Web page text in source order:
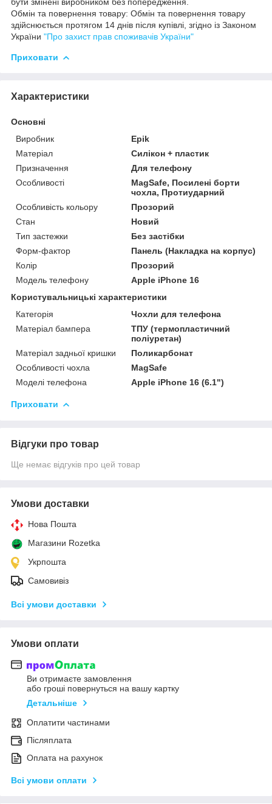
Обмін та повернення товару: Обмін та повернення товару
здійснюється протягом 14 днів після купівлі, згідно із Законом
України "Про захист прав споживачів України"
Приховати
Характеристики
Основні
Виробник
Epik
Матеріал
Силікон + пластик
Призначення
Для телефону
Особливості
MagSafe, Посилені борти
чохла, Протиударний
Особливість кольору
Прозорий
Стан
Новий
Тип застежки
Без застібки
Форм-фактор
Панель (Накладка на корпус)
Колір
Прозорий
Модель телефону
Apple iPhone 16
Користувальницькі характеристики
Категорія
Чохли для телефона
Матеріал бампера
ТПУ (термопластичний
поліуретан)
Матеріал задньої кришки
Поликарбонат
Особливості чохла
MagSafe
Моделі телефона
Apple iPhone 16 (6.1")
Приховати
Відгуки про товар
Ще немає відгуків про цей товар
Умови доставки
Нова Пошта
Магазини Rozetka
Укрпошта
Самовивіз
Всі умови доставки
Умови оплати
Ви отримаєте замовлення
або гроші повернуться на вашу картку
Детальніше
Оплатити частинами
Післяплата
Оплата на рахунок
Всі умови оплати